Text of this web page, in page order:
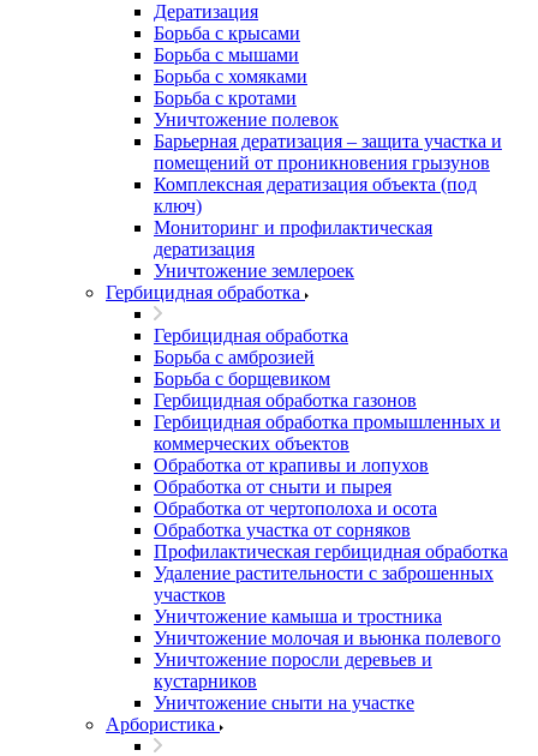
Дератизация
Борьба с крысами
Борьба с мышами
Борьба с хомяками
Борьба с кротами
Уничтожение полевок
Барьерная дератизация – защита участка и
помещений от проникновения грызунов
Комплексная дератизация объекта (под
ключ)
Мониторинг и профилактическая
дератизация
Уничтожение землероек
Гербицидная обработка
Гербицидная обработка
Борьба с амброзией
Борьба с борщевиком
Гербицидная обработка газонов
Гербицидная обработка промышленных и
коммерческих объектов
Обработка от крапивы и лопухов
Обработка от сныти и пырея
Обработка от чертополоха и осота
Обработка участка от сорняков
Профилактическая гербицидная обработка
Удаление растительности с заброшенных
участков
Уничтожение камыша и тростника
Уничтожение молочая и вьюнка полевого
Уничтожение поросли деревьев и
кустарников
Уничтожение сныти на участке
Арбористика